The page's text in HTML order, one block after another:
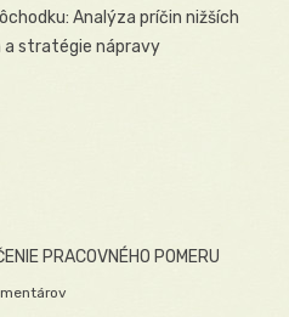
Analýza príčin nižších
a stratégie nápravy
PRACOVNÉHO POMERU